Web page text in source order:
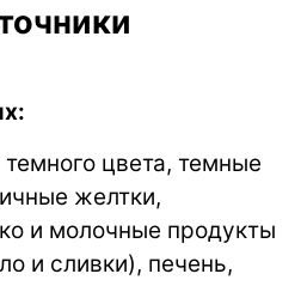
цвета, темные
желтки,
и молочные продукты
и сливки), печень,